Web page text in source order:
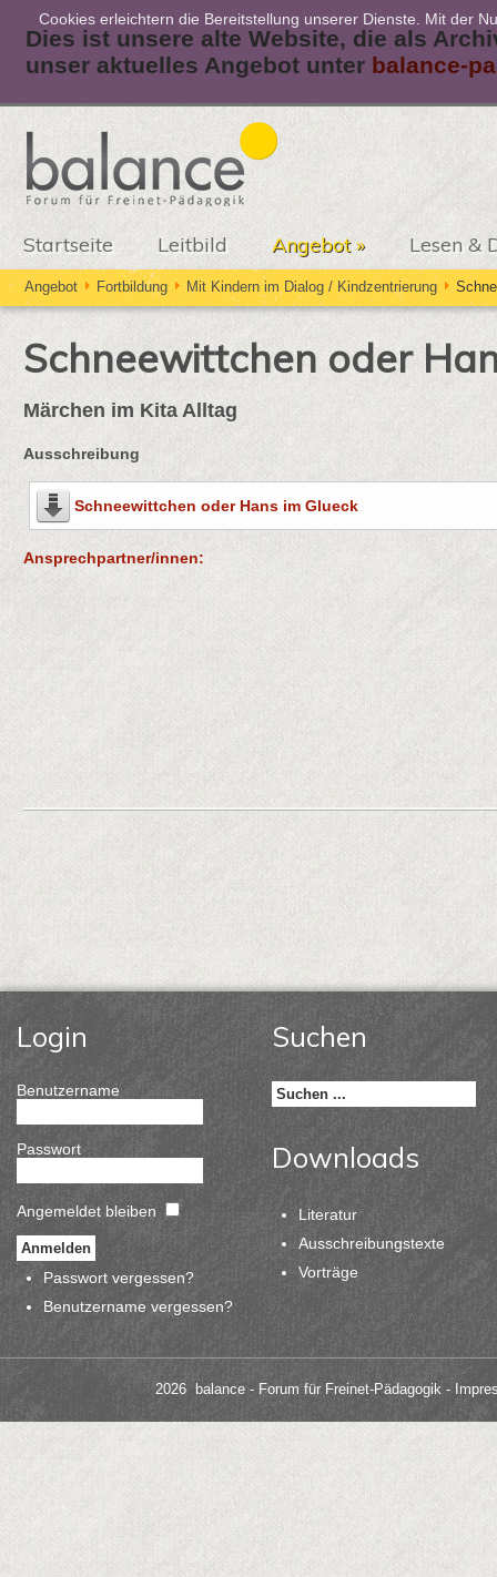
Dies ist unsere alte Website, die als
unser aktuelles Angebot unter balance-
Startseite Leitbild Angebot» Lesen &
Angebot Fortbildung Mit Kindern im Dialog / Kindzentrierung
Schneewittchen oder
Märchen im Kita Alltag
Ausschreibung
Schneewittchen oder Hans im Glueck
Ansprechpartner/innen:
Helia Schneider
Login
Benutzername
Passwort
Angemeldet bleiben
Passwort vergessen?
Benutzername vergessen?
Suchen
Downloads
Literatur
Ausschreibungstexte
Vorträge
2026 balance - Forum für Freinet-Pädagogik -
Cookies erleichtern die Bereitstellung unserer Dienste. Mit der